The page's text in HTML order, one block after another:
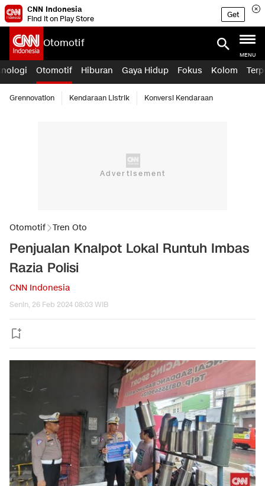
CNN Indonesia
Find it on Play Store
Get
Otomotif
MENU
Otomotif Hiburan Gaya Hidup Fokus Kolom
Grennovation Kendaraan Listrik Konversi Kendaraan
Otomotif Tren Oto
Penjualan Knalpot Lokal Runtuh Imbas
Razia Polisi
CNN Indonesia
Senin, 26 Feb 2024 08:03 WIB